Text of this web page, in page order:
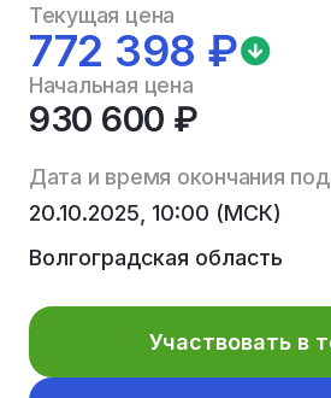
Текущая цена
772 398 ₽
Начальная цена
930 600 ₽
Дата и время окончания
20.10.2025, 10:00 (МСК)
Волгоградская область
Участвовать в